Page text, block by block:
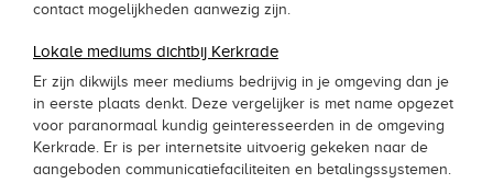
contact mogelijkheden aanwezig zijn.
Lokale mediums dichtbij Kerkrade
Er zijn dikwijls meer mediums bedrijvig in je omgeving dan je
in eerste plaats denkt. Deze vergelijker is met name opgezet
voor paranormaal kundig geinteresseerden in de omgeving
Kerkrade. Er is per internetsite uitvoerig gekeken naar de
aangeboden communicatiefaciliteiten en betalingssystemen.